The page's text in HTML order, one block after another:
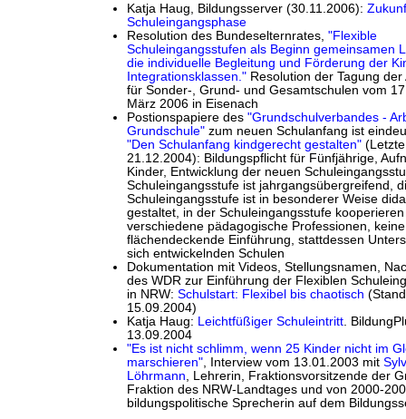
Katja Haug, Bildungsserver (30.11.2006):
Schuleingangsphase
Resolution des Bundeselternrates, "Flexible
Schuleingangsstufen als Beginn gemeinsamen
die individuelle Begleitung und Förderung der
Integrationsklassen." Resolution der Tagung der
für Sonder-, Grund- und Gesamtschulen vom
März 2006 in Eisenach
Postionspapiere des "Grundschulverbandes -
Grundschule" zum neuen Schulanfang ist
"Den Schulanfang kindgerecht gestalten"
21.12.2004): Bildungspflicht für Fünfjährige,
Kinder, Entwicklung der neuen
Schuleingangsstufe ist jahrgangsübergreifend,
Schuleingangsstufe ist in besonderer Weise
gestaltet, in der Schuleingangsstufe kooperieren
verschiedene pädagogische Professionen, keine
flächendeckende Einführung, stattdessen
sich entwickelnden Schulen
Dokumentation mit Videos, Stellungsnamen,
des WDR zur Einführung der Flexiblen
in NRW: Schulstart: Flexibel bis chaotisch
15.09.2004)
Katja Haug: Leichtfüßiger Schuleintritt .
13.09.2004
"Es ist nicht schlimm, wenn 25 Kinder nicht im
marschieren" , Interview vom 13.01.2003 mit
Löhrmann , Lehrerin, Fraktionsvorsitzende der
Fraktion des NRW-Landtages und von 2000-
bildungspolitische Sprecherin auf dem